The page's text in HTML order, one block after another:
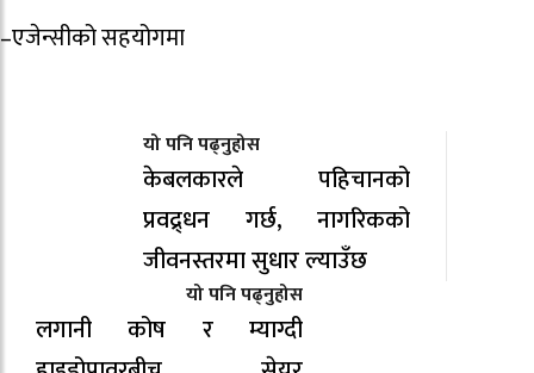
–एजेन्सीको सहयोगमा
यो पनि पढ्नुहोस
केबलकारले पहिचानको
प्रवद्र्धन गर्छ, नागरिकको
जीवनस्तरमा सुधार ल्याउँछ
यो पनि पढ्नुहोस
लगानी कोष र म्याग्दी